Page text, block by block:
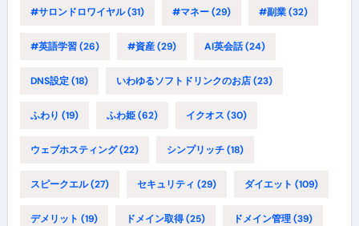
#サロンドロワイヤル(31) #マネー(29) #副業(32)
#英語学習(26) #資産(29) AI英会話(24)
DNS設定(18) いわゆるソフトドリンクのお店(23)
ふわり (19) ふわ姫(62) イクオス (30)
ウェブホスティング(22) シンプリッチ(18)
スピークエル(27) セキュリティ (29) ダイエット (109)
デメリット (19) ドメイン取得(25) ドメイン管理(39)